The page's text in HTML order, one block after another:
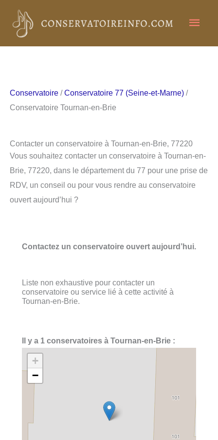
contenu
Conservatoire /Conservatoire 77 (Seine-et-Marne) /
Conservatoire Tournan-en-Brie
Contacter un conservatoire à Tournan-en-Brie, 77220
Vous souhaitez contacter un conservatoire à Tournan-en-
Brie, 77220, dans le département du 77 pour une prise de
RDV, un conseil ou pour vous rendre au conservatoire
ouvert aujourd’hui ?
Contactez un conservatoire ouvert aujourd’hui.
Liste non exhaustive pour contacter un
conservatoire ou service lié à cette activité à
Tournan-en-Brie.
Il y a 1 conservatoires à Tournan-en-Brie :
+
−